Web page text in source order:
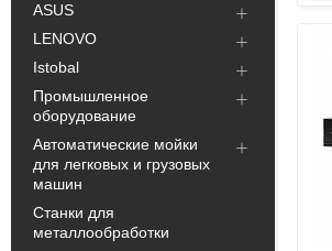
ASUS
LENOVO
Istobal
Промышленное
оборудование
Автоматические мойки
для легковых и грузовых
машин
Станки для
металлообработки